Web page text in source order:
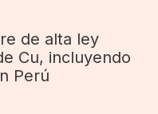
de alta ley
Cu, incluyendo
Perú